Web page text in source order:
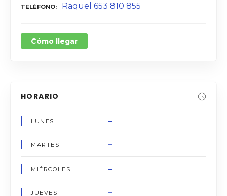
TELÉFONO Raquel 653 810 855
Cómo llegar
HORARIO
LUNES –
MARTES –
MIÉRCOLES –
JUEVES –